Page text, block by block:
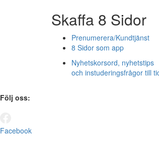
Skaffa 8 Sidor
Prenumerera/Kundtjänst
8 Sidor som app
Nyhetskorsord, nyhetstips
och instuderingsfrågor till
Följ oss:
Facebook